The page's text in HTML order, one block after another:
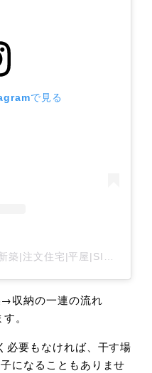
で見る
収納の一連の流れ
。
必要もなければ、干す場
になることもありませ